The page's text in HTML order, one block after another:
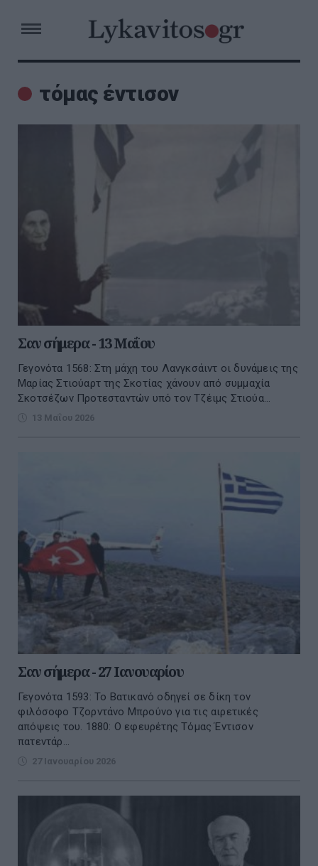
τόμας έντισον
Σαν σήμερα - 13 Μαΐου
Γεγονότα 1568: Στη μάχη του Λανγκσάιντ οι δυνάμεις της
Μαρίας Στιούαρτ της Σκοτίας χάνουν από συμμαχία
Σκοτσέζων Προτεσταντών υπό τον Τζέιμς Στιούα...
13 Μαΐου 2026
Σαν σήμερα - 27 Ιανουαρίου
Γεγονότα 1593: Το Βατικανό οδηγεί σε δίκη τον
φιλόσοφο Τζορντάνο Μπρούνο για τις αιρετικές
απόψεις του. 1880: Ο εφευρέτης Τόμας Έντισον
πατεντάρ...
27 Ιανουαρίου 2026